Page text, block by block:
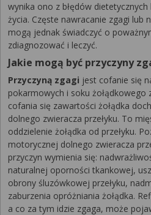
wynika ono z błędów
życia. Częste nawracanie zgagi lub
mogą jednak świadczyć o
zdiagnozować i leczyć.
Jakie mogą być przyczyny
Przyczyną zgagi jest cofanie się
pokarmowych i soku żołądkowego
cofania się zawartości żołądka
dolnego zwieracza przełyku. To
oddzielenie żołądka od przełyku.
motorycznej dolnego zwieracza
przyczyn wymienia się:
naturalnej oporności tkankowej,
obrony śluzówkowej przełyku,
zaburzenia opróżniania żołądka.
a co za tym idzie zgaga, może